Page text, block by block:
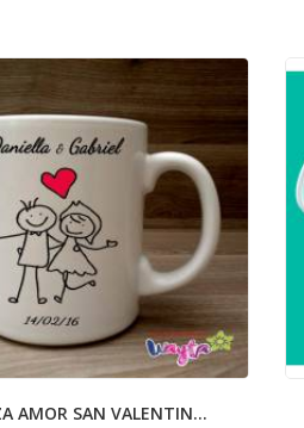
AMOR SAN VALENTIN...